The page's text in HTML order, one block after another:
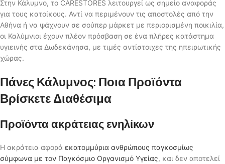
Στην Κάλυμνο, το CARESTORES λειτουργεί ως σημείο αναφοράς
για τους κατοίκους. Αντί να περιμένουν τις αποστολές από την
Αθήνα ή να ψάχνουν σε σούπερ μάρκετ με περιορισμένη ποικιλία,
οι Καλύμνιοι έχουν πλέον πρόσβαση σε ένα πλήρες κατάστημα
υγιεινής στα Δωδεκάνησα, με τιμές αντίστοιχες της ηπειρωτικής
χώρας.
Πάνες Κάλυμνος: Ποια Προϊόντα
Βρίσκετε Διαθέσιμα
Προϊόντα ακράτειας ενηλίκων
Η ακράτεια αφορά εκατομμύρια ανθρώπους παγκοσμίως
σύμφωνα με τον Παγκόσμιο Οργανισμό Υγείας, και δεν αποτελεί